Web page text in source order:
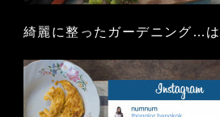
綺麗に整ったガーデニング…は